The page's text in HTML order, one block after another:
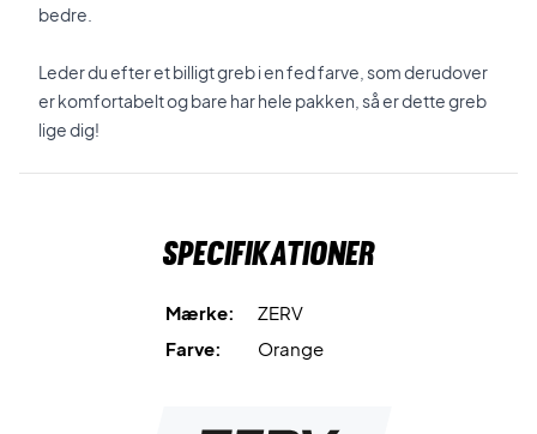
bedre.
Leder du efter et billigt greb i en fed farve, som derudover
er komfortabelt og bare har hele pakken, så er dette greb
lige dig!
Specifikationer
Mærke:
ZERV
Farve:
Orange